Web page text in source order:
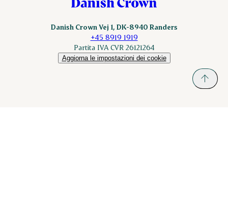
Danish Crown Vej 1, DK-8940 Randers
+45 8919 1919
Partita IVA CVR 26121264
Aggiorna le impostazioni dei cookie